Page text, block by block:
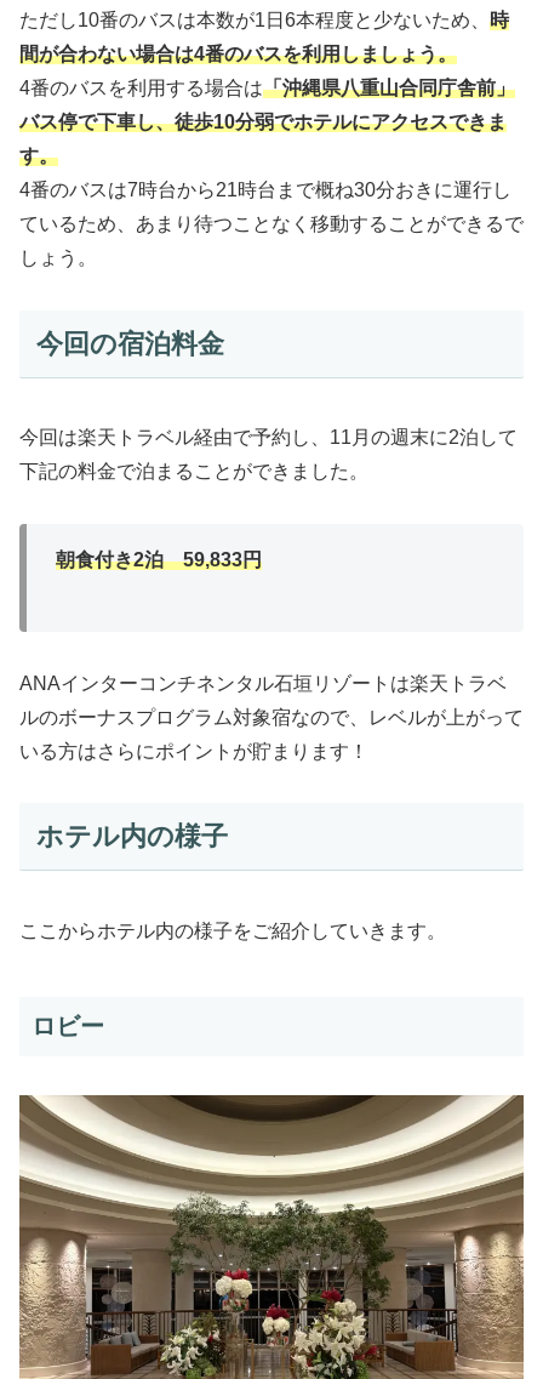
ただし10番のバスは本数が1日6本程度と少ないため、 時
間が合わない場合は4番のバスを利用しましょう。
4番のバスを利用する場合は「沖縄県八重山合同庁舎前」
バス停で下車し、徒歩10分弱でホテルにアクセスできま
す。
4番のバスは7時台から21時台まで概ね30分おきに運行し
ているため、あまり待つことなく移動することができるで
しょう。
今回の宿泊料金
今回は楽天トラベル経由で予約し、11月の週末に2泊して
下記の料金で泊まることができました。
朝食付き2泊 59,833円
ANAインターコンチネンタル石垣リゾートは楽天トラベ
ルのボーナスプログラム対象宿なので、レベルが上がって
いる方はさらにポイントが貯まります！
ホテル内の様子
ここからホテル内の様子をご紹介していきます。
ロビー